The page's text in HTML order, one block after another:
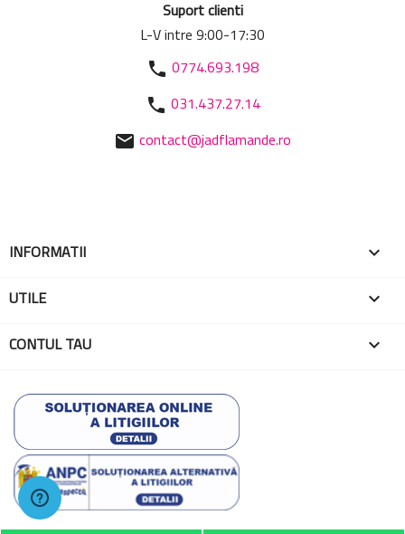
Suport clienti
L-V intre 9:00-17:30
phone 0774.693.198
phone 031.437.27.14
mail contact@jadflamande.ro
INFORMATII 
UTILE 
CONTUL TAU 